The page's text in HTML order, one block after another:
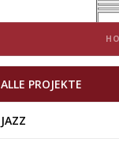
ALLE PROJEKTE
JAZZ